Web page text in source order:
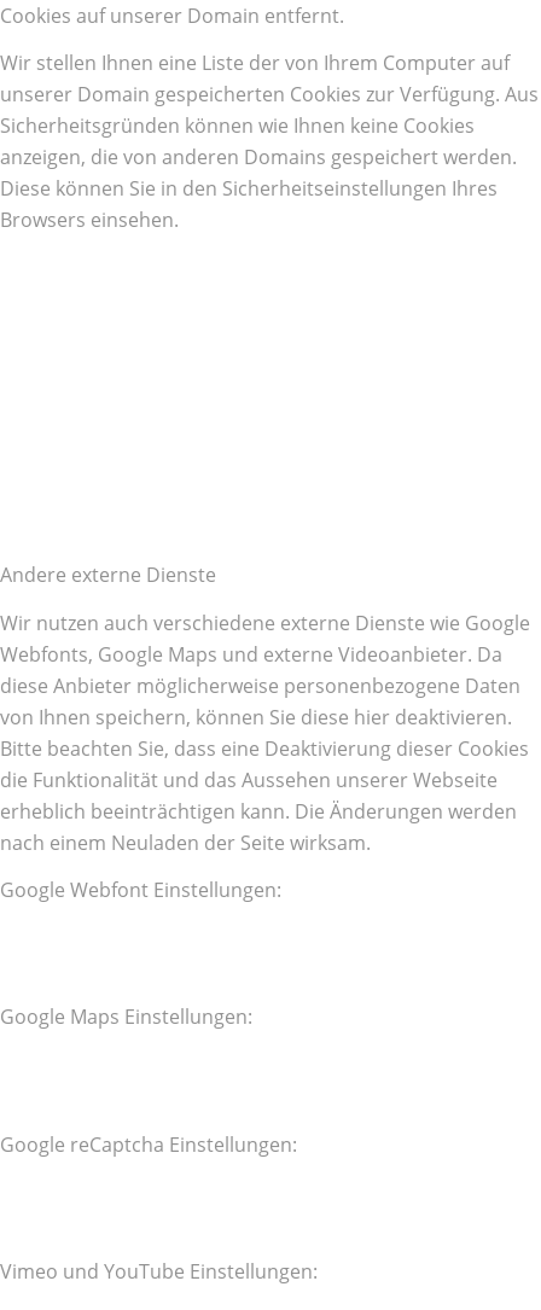
Cookies auf unserer Domain entfernt.
Wir stellen Ihnen eine Liste der von Ihrem Computer auf
unserer Domain gespeicherten Cookies zur Verfügung. Aus
Sicherheitsgründen können wie Ihnen keine Cookies
anzeigen, die von anderen Domains gespeichert werden.
Diese können Sie in den Sicherheitseinstellungen Ihres
Browsers einsehen.
Andere externe Dienste
Wir nutzen auch verschiedene externe Dienste wie Google
Webfonts, Google Maps und externe Videoanbieter. Da
diese Anbieter möglicherweise personenbezogene Daten
von Ihnen speichern, können Sie diese hier deaktivieren.
Bitte beachten Sie, dass eine Deaktivierung dieser Cookies
die Funktionalität und das Aussehen unserer Webseite
erheblich beeinträchtigen kann. Die Änderungen werden
nach einem Neuladen der Seite wirksam.
Google Webfont Einstellungen:
Google Maps Einstellungen:
Google reCaptcha Einstellungen:
Vimeo und YouTube Einstellungen: